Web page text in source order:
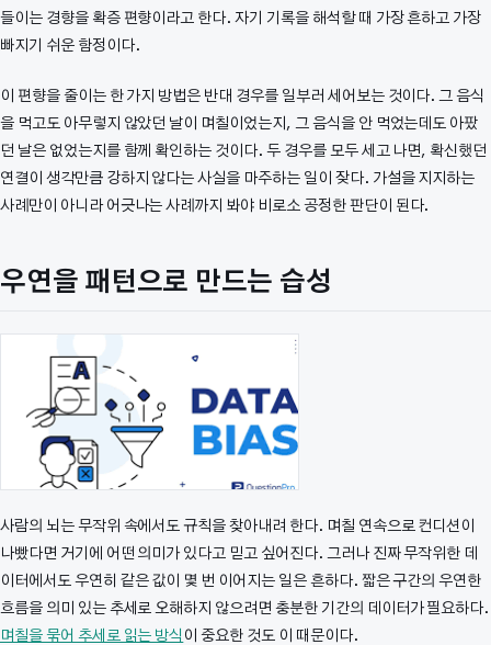
들이는 경향을 확증 편향이라고 한다. 자기 기록을 해석할 때 가장 흔하고 가장
빠지기 쉬운 함정이다.
이 편향을 줄이는 한 가지 방법은 반대 경우를 일부러 세어보는 것이다. 그 음식
을 먹고도 아무렇지 않았던 날이 며칠이었는지, 그 음식을 안 먹었는데도 아팠
던 날은 없었는지를 함께 확인하는 것이다. 두 경우를 모두 세고 나면, 확신했던
연결이 생각만큼 강하지 않다는 사실을 마주하는 일이 잦다. 가설을 지지하는
사례만이 아니라 어긋나는 사례까지 봐야 비로소 공정한 판단이 된다.
우연을 패턴으로 만드는 습성
사람의 뇌는 무작위 속에서도 규칙을 찾아내려 한다. 며칠 연속으로 컨디션이
나빴다면 거기에 어떤 의미가 있다고 믿고 싶어진다. 그러나 진짜 무작위한 데
이터에서도 우연히 같은 값이 몇 번 이어지는 일은 흔하다. 짧은 구간의 우연한
흐름을 의미 있는 추세로 오해하지 않으려면 충분한 기간의 데이터가 필요하다.
며칠을 묶어 추세로 읽는 방식 이 중요한 것도 이 때문이다.